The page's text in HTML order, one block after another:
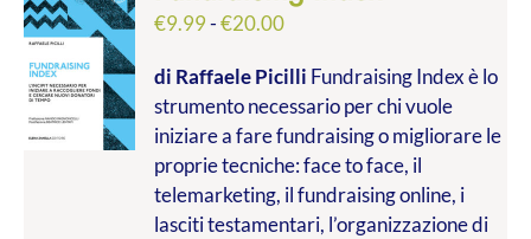
€9.99-€20.00Fascia
prezzo:
da
€9.99
a
€20.00
di Raffaele Picilli Fundraising Index è lo
strumento necessario per chi vuole
iniziare a fare fundraising o migliorare le
proprie tecniche: face to face, il
telemarketing, il fundraising online, i
lasciti testamentari, l’organizzazione di